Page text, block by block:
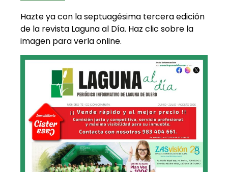
Hazte ya con la septuagésima tercera edición
de la revista Laguna al Día. Haz clic sobre la
imagen para verla online.